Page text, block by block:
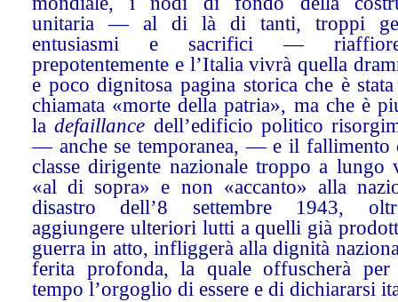
unitaria — al di là di tanti, troppi
entusiasmi e sacrifici —
prepotentemente e l’Italia vivrà quella
e poco dignitosa pagina storica che è stata
chiamata «morte della patria», ma che è
ladefaillance dell’edificio politico
— anche se temporanea, — e il fallimento
classe dirigente nazionale troppo a lungo
«al di sopra» e non «accanto» alla
disastro dell’8 settembre 1943,
aggiungere ulteriori lutti a quelli già
guerra in atto, infliggerà alla dignità
ferita profonda, la quale offuscherà per
tempo l’orgoglio di essere e di dichiararsi